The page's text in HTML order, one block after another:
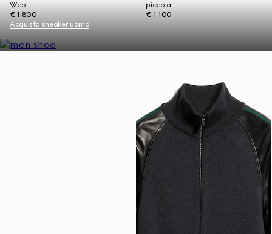
Web
€ 1.800
piccola
€ 1.100
Acquista sneaker uomo